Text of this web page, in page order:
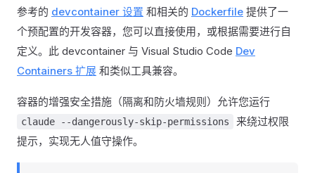
参考的 devcontainer 设置 和相关的 Dockerfile 提供了一
个预配置的开发容器，您可以直接使用，或根据需要进行自
定义。此 devcontainer 与 Visual Studio Code Dev
Containers 扩展 和类似工具兼容。
容器的增强安全措施（隔离和防火墙规则）允许您运行
claude --dangerously-skip-permissions
来绕过权限
提示，实现无人值守操作。